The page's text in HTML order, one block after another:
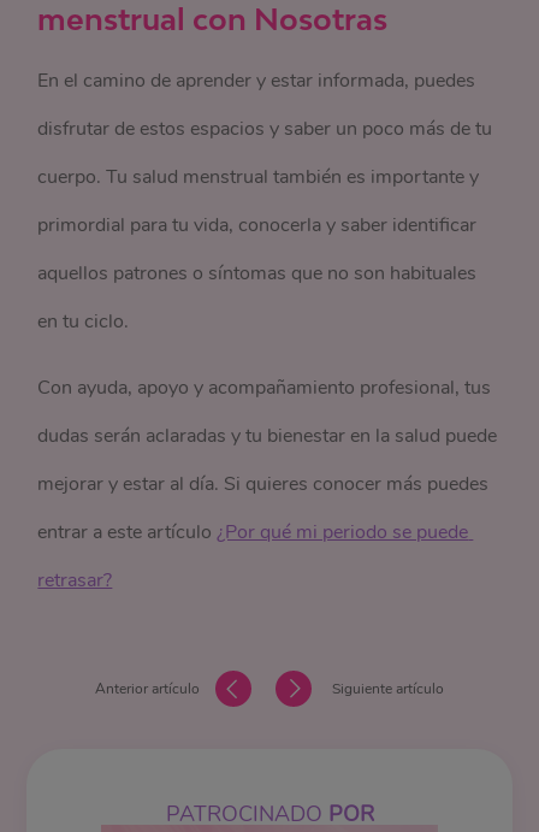
menstrual con Nosotras
En el camino de aprender y estar informada, puedes
disfrutar de estos espacios y saber un poco más de tu
cuerpo. Tu salud menstrual también es importante y
primordial para tu vida, conocerla y saber identificar
aquellos patrones o síntomas que no son habituales
en tu ciclo.
Con ayuda, apoyo y acompañamiento profesional, tus
dudas serán aclaradas y tu bienestar en la salud puede
mejorar y estar al día. Si quieres conocer más puedes
entrar a este artículo¿Por qué mi periodo se puede
retrasar?
Anterior artículo Siguiente artículo
PATROCINADO POR